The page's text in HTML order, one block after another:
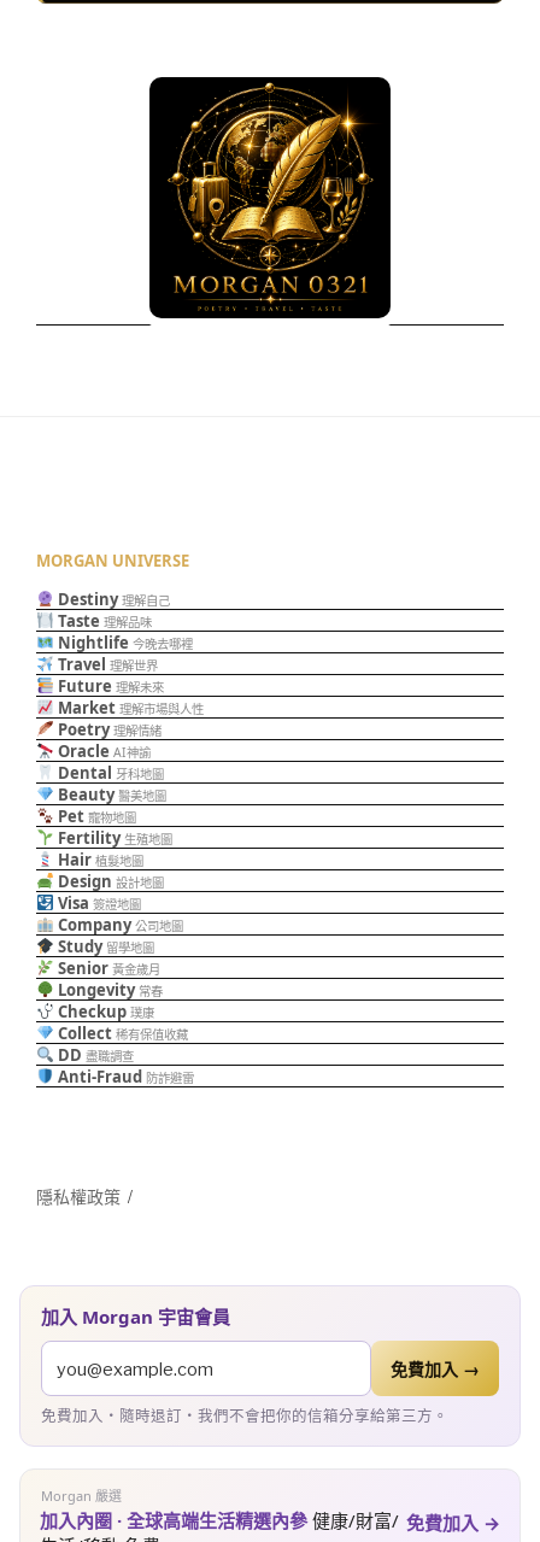
MORGAN UNIVERSE
Destiny 理解自己
Taste 理解品味
Nightlife 今晚去哪裡
Travel 理解世界
Future 理解未來
Market 理解市場與人性
Poetry 理解情緒
Oracle AI神諭
Dental 牙科地圖
Beauty 醫美地圖
Pet 寵物地圖
Fertility 生殖地圖
Hair 植髮地圖
Design 設計地圖
Visa 簽證地圖
Company 公司地圖
Study 留學地圖
Senior 黃金歲月
Longevity 常春
Checkup 璞康
Collect 稀有保值收藏
DD 盡職調查
Anti-Fraud 防詐避雷
隱私權政策
加入 Morgan 宇宙會員
免費加入 →
免費加入・隨時退訂・我們不會把你的信箱分享給第三方。
Morgan 嚴選
加入內圈 · 全球高端生活精選內參健康/財富/ 免費加入 →